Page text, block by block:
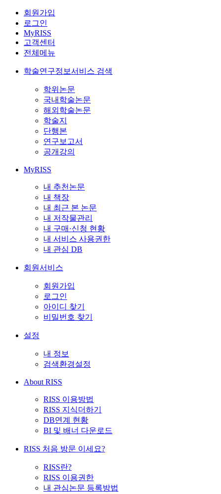
회원가입
로그인
MyRISS
고객센터
전체메뉴
학술연구정보서비스 검색
학위논문
국내학술논문
해외학술논문
학술지
단행본
연구보고서
공개강의
MyRISS
내 추천논문
내 책장
내 최근 본 논문
내 저작물관리
내 구매·신청 현황
내 서비스 사용권한
내 관심 DB
회원서비스
회원가입
로그인
아이디 찾기
비밀번호 찾기
설정
내 정보
검색환경설정
About RISS
RISS 이용방법
RISS 지식더하기
DB연계 현황
BI 및 배너 다운로드
RISS 처음 방문 이세요?
RISS란?
RISS 이용권한
내 관심논문 등록방법